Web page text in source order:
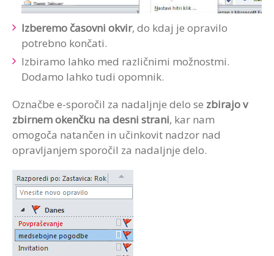
Izberemo časovni okvir, do kdaj je opravilo
potrebno končati.
Izbiramo lahko med različnimi možnostmi.
Dodamo lahko tudi opomnik.
Označbe e-sporočil za nadaljnje delo se zbirajo v
zbirnem okenčku na desni strani, kar nam
omogoča natančen in učinkovit nadzor nad
opravljanjem sporočil za nadaljnje delo.